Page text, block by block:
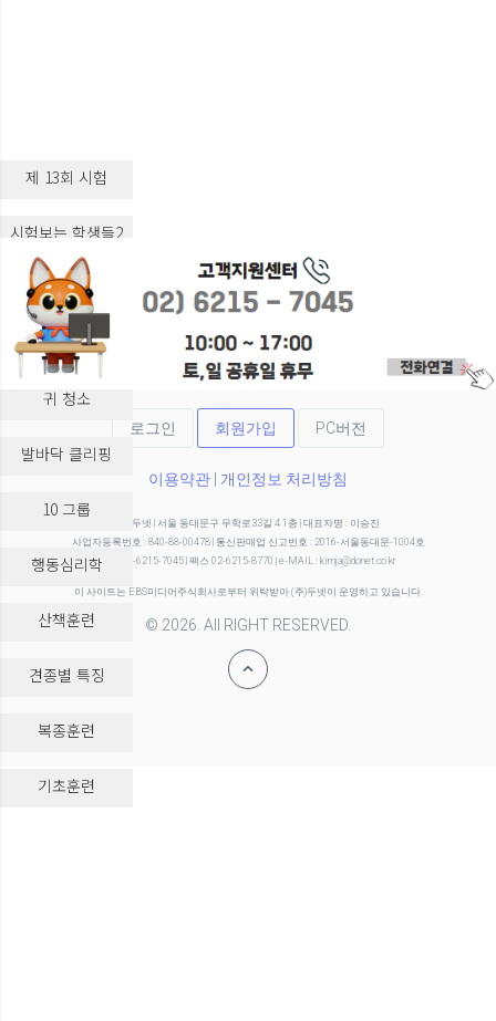
제 13회 시험
시험보는 학생들2
시험보는 학생들3
실습 교육
귀 청소
발바닥 클리핑
10 그룹
행동심리학
산책훈련
견종별 특징
복종훈련
기초훈련
로그인 회원가입 PC버전
이용약관 개인정보 처리방침
(주)두넷 | 서울 동대문구 무학로33길 4 1층 | 대표자명 : 이승진
사업자등록번호 : 840-88-00478 | 통신판매업 신고번호 : 2016-서울동대문-1004호
전화 02-6215-7045 | 팩스 02-6215-8770 | e-MAIL : kimja@donet.co.kr
이 사이트는 EBS미디어주식회사로부터 위탁받아 (주)두넷이 운영하고 있습니다.
© 2026. All RIGHT RESERVED.